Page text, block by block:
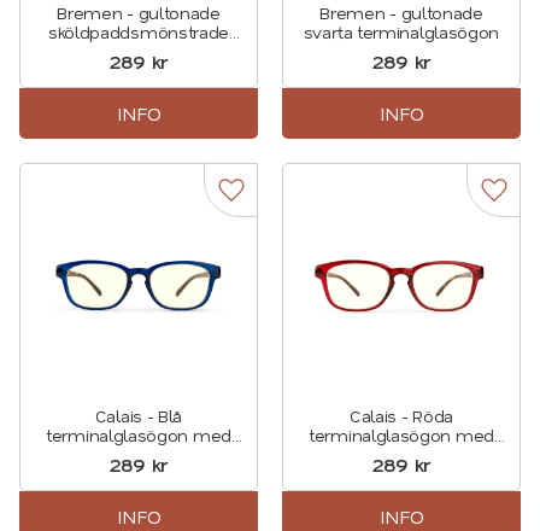
Bremen - gultonade
sköldpaddsmönstrade
terminalglasögon
289 kr
INFO
Bremen - gultonade
svarta terminalglasögon
289 kr
INFO
Calais - Blå
terminalglasögon med
sköldpaddsmönstrade
skalmar
289 kr
Lägg till i favoriter
INFO
Calais - Röda
terminalglasögon med
sköldpaddsmönstrade
skalmar
289 kr
INFO